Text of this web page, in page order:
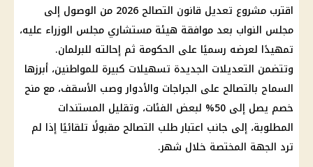
اقترب مشروع تعديل قانون التصالح 2026 من الوصول إلى
مجلس النواب بعد موافقة هيئة مستشاري مجلس الوزراء عليه،
تمهيدًا لعرضه رسميًا على الحكومة ثم إحالته للبرلمان.
وتتضمن التعديلات الجديدة تسهيلات كبيرة للمواطنين، أبرزها
السماح بالتصالح على الجراجات والأدوار وصب الأسقف، مع منح
خصم يصل إلى 50% لبعض الفئات، وتقليل المستندات
المطلوبة، إلى جانب اعتبار طلب التصالح مقبولًا تلقائيًا إذا لم
ترد الجهة المختصة خلال شهر.